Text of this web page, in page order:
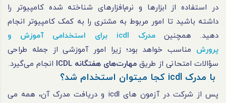
در استفاده از ابزار‌ها و نرم‌افزار‌های شناخته شده کامپیوتر را
داشته باشید تا امور مربوط به مشتری را به کمک کامپیوتر انجام
دهید. همچنین
مدرک icdl برای استخدامی آموزش و
پرورش مناسب خواهد بود؛ زیرا امور آموزشی از جمله طراحی
سؤالات امتحانی از طریق مهارت‌های هفتگانه ICDL انجام می‌گیرد.
با مدرک icdl کجا میتوان استخدام شد؟
پس از شرکت در آزمون های icdl و دریافت مدرک آن، همه می